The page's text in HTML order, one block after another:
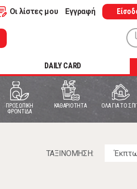
Οι λίστες μου Εγγραφή
DAILY CARD
ΠΡΟΣΩΠΙΚΗ
ΦΡΟΝΤΙΔΑ
ΚΑΘΑΡΙΟΤΗΤΑ ΟΛΑ ΓΙΑ ΤΟ
ΤΑΞΙΝOΜΗΣΗ: